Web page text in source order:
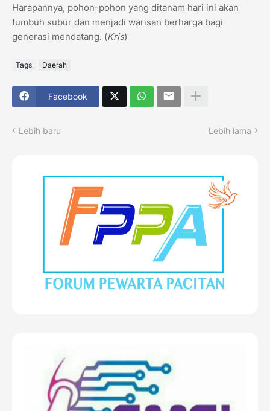
Harapannya, pohon-pohon yang ditanam hari ini akan
tumbuh subur dan menjadi warisan berharga bagi
generasi mendatang. (Kris)
Tags Daerah
Facebook
Lebih baru Lebih lama